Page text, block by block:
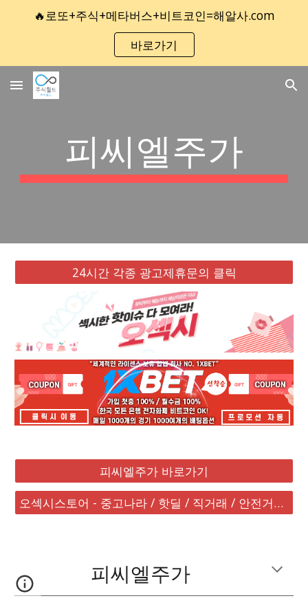
Skip to main content Skip to navigation
🔥로또+주식+메타버스+비트코인=해알사.com
바로가기
피씨엘주가
24시간 각종 광고제휴문의 클릭
피씨엘주가 바로가기
오섹시스토어 - 중고나라 / 핫딜 / 직거래 / 안전거래 바로가기
피씨엘주가